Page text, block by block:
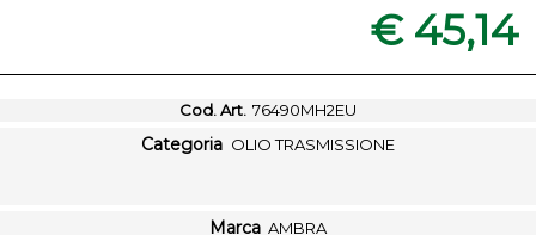
€ 45,14
Cod. Art. 76490MH2EU
Categoria OLIO TRASMISSIONE
Marca AMBRA